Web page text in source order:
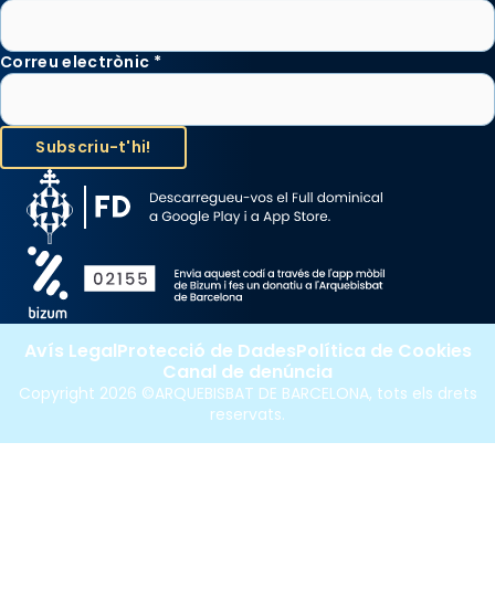
Correu electrònic *
Copyright 2026 ©ARQUEBISBAT DE BARCELONA, tots els drets
reservats.
Avís LegalProtecció de DadesPolítica de Cookies
Canal de denúncia